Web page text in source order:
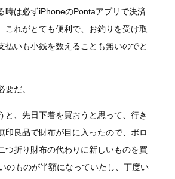
時は必ずiPhoneのPontaアプリで決済
これがとても便利で、お釣りを受け取
払いも小銭を数えることも無いのでと
要だ。
と、先日下着を買おうと思って、行き
印良品で財布が目に入ったので、ボロ
つ折り財布の代わりに新しいものを買
のものが半額になっていたし、丁度い